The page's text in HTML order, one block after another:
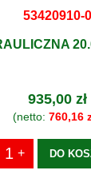
53420910-0
935,00 zł
(netto: 760,16
DO